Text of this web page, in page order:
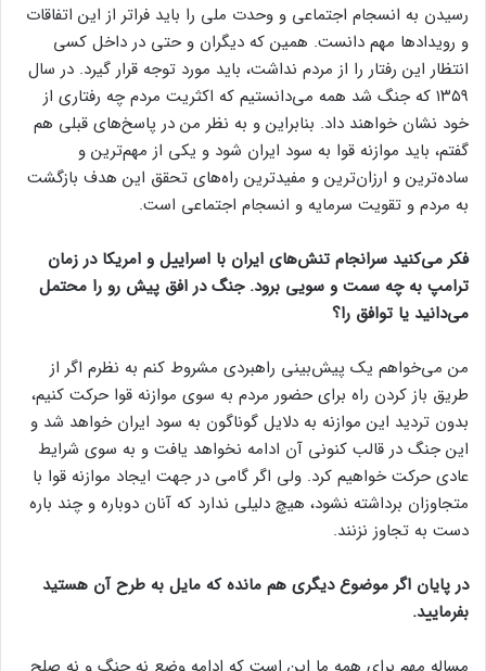
رسیدن به انسجام اجتماعی و وحدت ملی را باید فراتر از این اتفاقات
و رویدادها مهم دانست. همین که دیگران و حتی در داخل کسی
انتظار این رفتار را از مردم نداشت، باید مورد توجه قرار گیرد. در سال
۱۳۵۹ که جنگ شد همه می‌دانستیم که اکثریت مردم چه رفتاری از
خود نشان خواهند داد. بنابراین و به نظر من در پاسخ‌های قبلی هم
گفتم، باید موازنه قوا به سود ایران شود و یکی از مهم‌ترین و
ساده‌ترین و ارزان‌ترین و مفیدترین راه‌های تحقق این هدف بازگشت
به مردم و تقویت سرمایه و انسجام اجتماعی است.
فکر می‌کنید سرانجام تنش‌های ایران با اسراییل و امریکا در زمان
ترامپ به چه سمت و سویی برود. جنگ در افق پیش رو را محتمل
می‌دانید یا توافق را؟
من می‌خواهم یک پیش‌بینی راهبردی مشروط کنم به نظرم اگر از
طریق باز کردن راه برای حضور مردم به سوی موازنه قوا حرکت کنیم،
بدون تردید این موازنه به دلایل گوناگون به سود ایران خواهد شد و
این جنگ در قالب کنونی آن ادامه نخواهد یافت و به سوی شرایط
عادی حرکت خواهیم کرد. ولی اگر گامی در جهت ایجاد موازنه قوا با
متجاوزان برداشته نشود، هیچ دلیلی ندارد که آنان دوباره و چند باره
دست به تجاوز نزنند.
در پایان اگر موضوع دیگری هم مانده که مایل به طرح آن هستید
بفرمایید.